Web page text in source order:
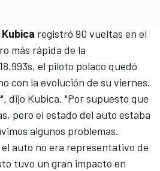
registró 90 vueltas en el
más rápida de la
el piloto polaco quedó
con la evolución de su viernes.
dijo Kubica. "Por supuesto que
pero el estado del auto estaba
algunos problemas.
auto no era representativo de
tuvo un gran impacto en